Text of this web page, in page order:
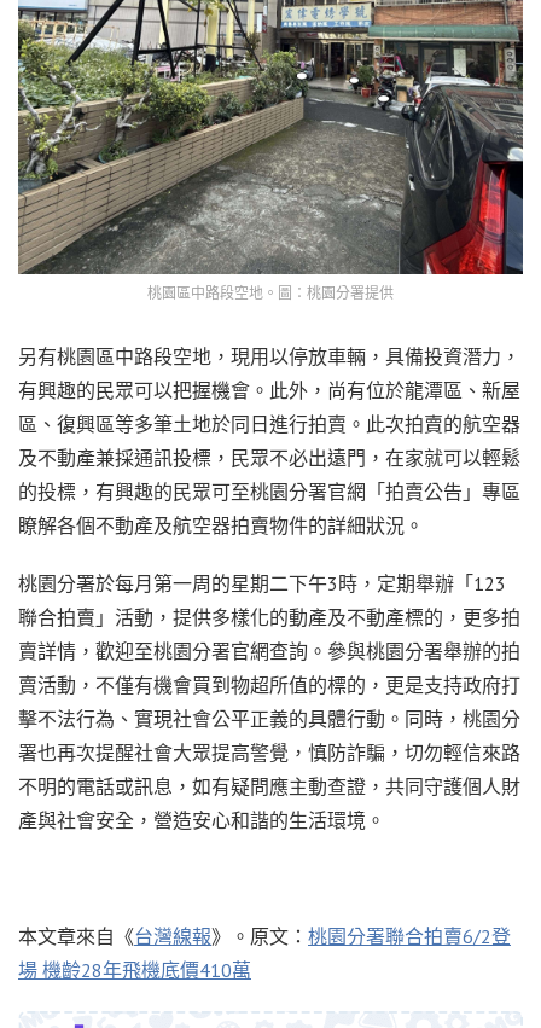
桃園區中路段空地。圖：桃園分署提供
另有桃園區中路段空地，現用以停放車輛，具備投資潛力，
有興趣的民眾可以把握機會。此外，尚有位於龍潭區、新屋
區、復興區等多筆土地於同日進行拍賣。此次拍賣的航空器
及不動產兼採通訊投標，民眾不必出遠門，在家就可以輕鬆
的投標，有興趣的民眾可至桃園分署官網「拍賣公告」專區
瞭解各個不動產及航空器拍賣物件的詳細狀況。
桃園分署於每月第一周的星期二下午3時，定期舉辦「123
聯合拍賣」活動，提供多樣化的動產及不動產標的，更多拍
賣詳情，歡迎至桃園分署官網查詢。參與桃園分署舉辦的拍
賣活動，不僅有機會買到物超所值的標的，更是支持政府打
擊不法行為、實現社會公平正義的具體行動。同時，桃園分
署也再次提醒社會大眾提高警覺，慎防詐騙，切勿輕信來路
不明的電話或訊息，如有疑問應主動查證，共同守護個人財
產與社會安全，營造安心和諧的生活環境。
本文章來自《台灣線報》。原文： 桃園分署聯合拍賣6/2登
場 機齡28年飛機底價410萬